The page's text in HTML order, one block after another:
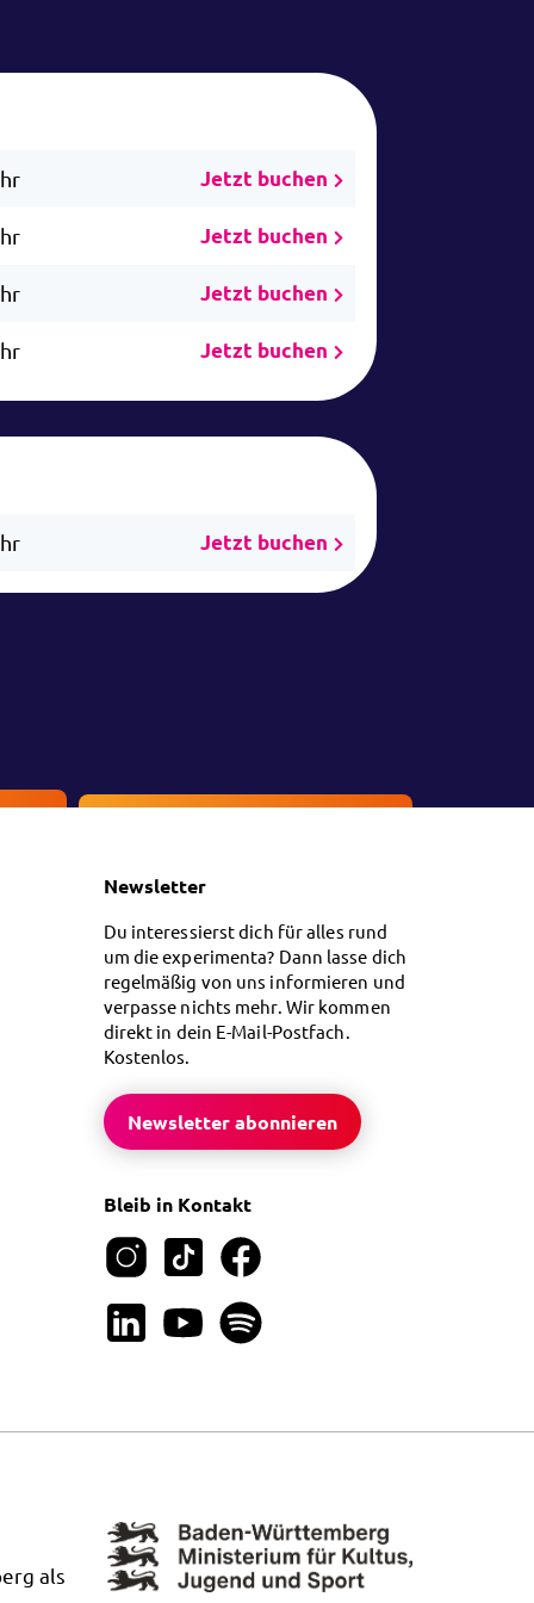
Jetzt buchen
Jetzt buchen
Jetzt buchen
Jetzt buchen
Jetzt buchen
Newsletter
Du interessierst dich für alles rund
um die experimenta? Dann lasse dich
regelmäßig von uns informieren und
verpasse nichts mehr. Wir kommen
direkt in dein E-Mail-Postfach.
Kostenlos.
Newsletter abonnieren
Bleib in Kontakt
als